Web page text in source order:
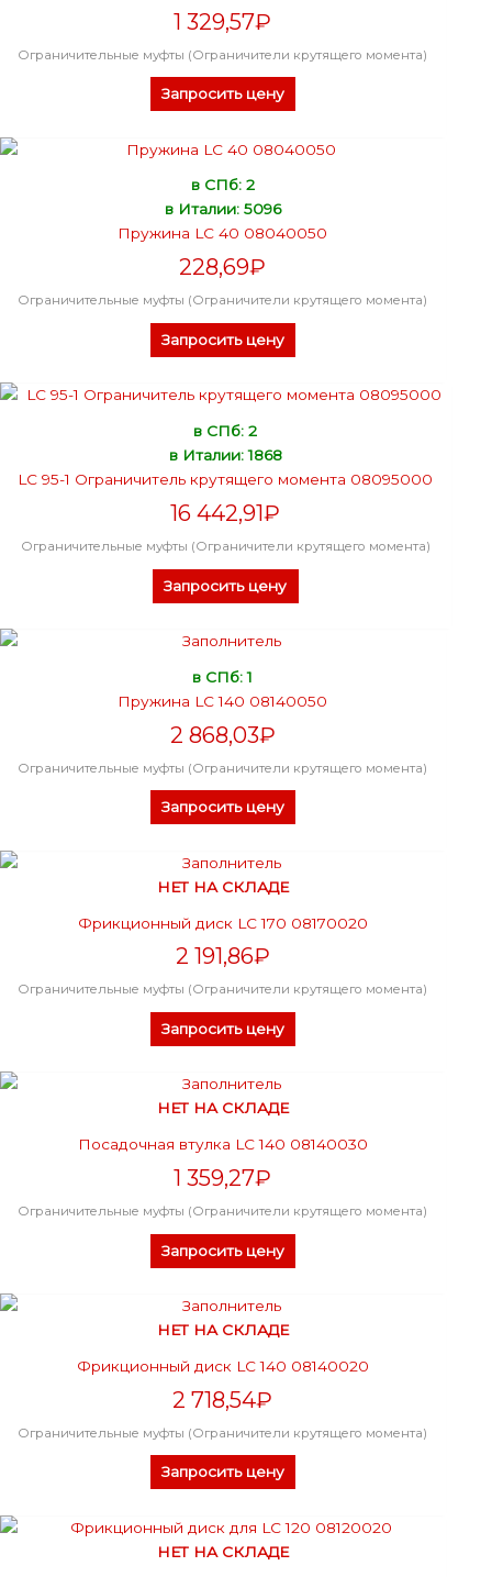
1 329,57₽
Ограничительные муфты (Ограничители крутящего момента)
Запросить цену
в СПб: 2
в Италии: 5096
Пружина LC 40 08040050
228,69₽
Ограничительные муфты (Ограничители крутящего момента)
Запросить цену
в СПб: 2
в Италии: 1868
LC 95-1 Ограничитель крутящего момента 08095000
16 442,91₽
Ограничительные муфты (Ограничители крутящего момента)
Запросить цену
в СПб: 1
Пружина LC 140 08140050
2 868,03₽
Ограничительные муфты (Ограничители крутящего момента)
Запросить цену
НЕТ НА СКЛАДЕ
Фрикционный диск LC 170 08170020
2 191,86₽
Ограничительные муфты (Ограничители крутящего момента)
Запросить цену
НЕТ НА СКЛАДЕ
Посадочная втулка LC 140 08140030
1 359,27₽
Ограничительные муфты (Ограничители крутящего момента)
Запросить цену
НЕТ НА СКЛАДЕ
Фрикционный диск LC 140 08140020
2 718,54₽
Ограничительные муфты (Ограничители крутящего момента)
Запросить цену
НЕТ НА СКЛАДЕ